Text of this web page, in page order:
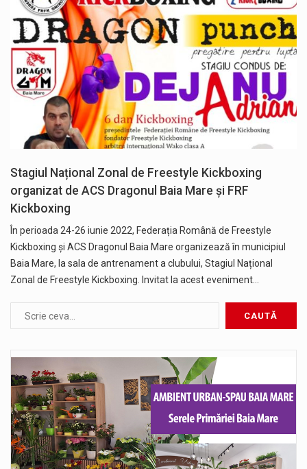
Stagiul Național Zonal de Freestyle Kickboxing
organizat de ACS Dragonul Baia Mare și FRF
Kickboxing
În perioada 24-26 iunie 2022, Federația Română de Freestyle
Kickboxing și ACS Dragonul Baia Mare organizează în municipiul
Baia Mare, la sala de antrenament a clubului, Stagiul Național
Zonal de Freestyle Kickboxing. Invitat la acest eveniment…